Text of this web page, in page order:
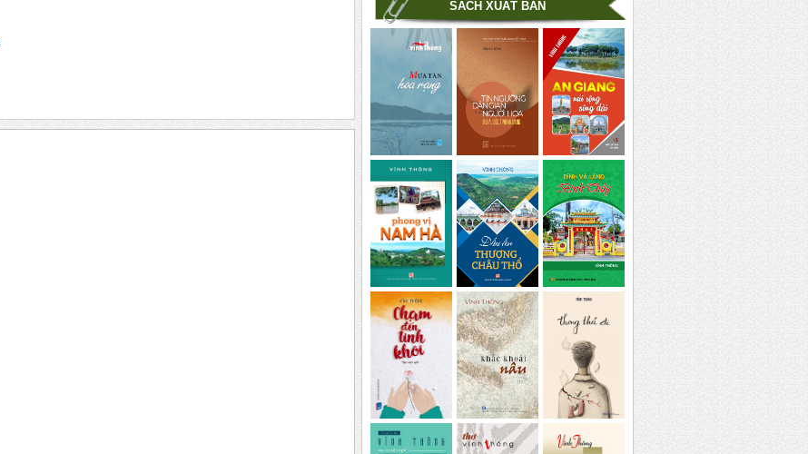
SÁCH XUẤT BẢN